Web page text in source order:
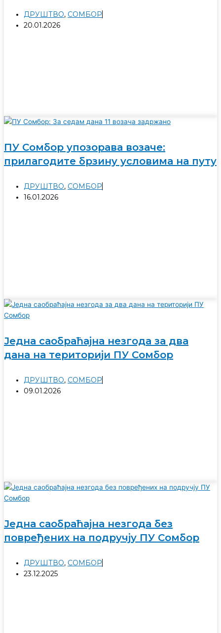
ДРУШТВО, СОМБОР
20.01.2026
ПУ Сомбор упозорава возаче:
прилагодите брзину условима на путу
ДРУШТВО, СОМБОР
16.01.2026
Једна саобраћајна незгода за два
дана на територији ПУ Сомбор
ДРУШТВО, СОМБОР
09.01.2026
Једна саобраћајна незгода без
повређених на подручју ПУ Сомбор
ДРУШТВО, СОМБОР
23.12.2025